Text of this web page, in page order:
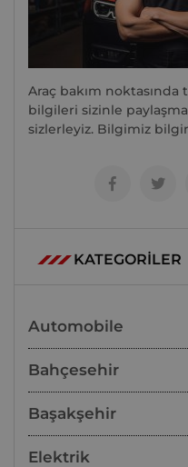
Araç bakım
bilgileri sizinle
sizlerleyiz. Bilgimiz
KATEGORİLER
Automobile
Bahçesehir
Başakşehir
Elektrik